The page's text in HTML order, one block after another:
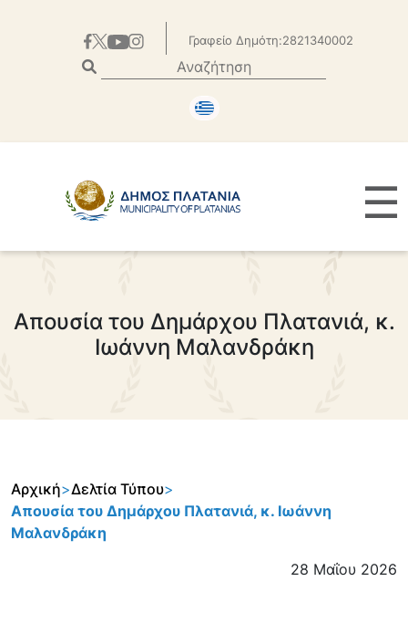
Γραφείο Δημότη:2821340002
☰
Απουσία του Δημάρχου Πλατανιά, κ.
Ιωάννη Μαλανδράκη
Αρχική>Δελτία Τύπου>
Απουσία του Δημάρχου Πλατανιά, κ. Ιωάννη
Μαλανδράκη
28 Μαΐου 2026